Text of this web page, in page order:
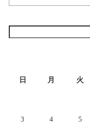
日 月 火
3 4 5